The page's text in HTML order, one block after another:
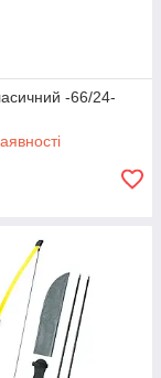
-66/24-